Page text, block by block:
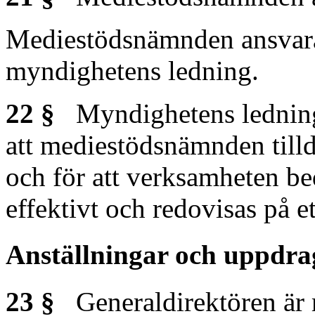
Mediestödsnämnden
myndighetens ledning.
22 § Myndighetens
att mediestödsnämnden
och för att verksamheten
effektivt och redovisas på
Anställningar och
23 § Generaldirektören är